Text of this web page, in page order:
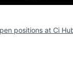
positions at Ci